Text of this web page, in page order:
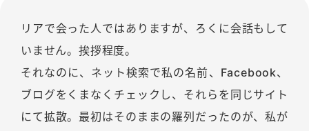
リアで会った人ではありますが、ろくに会話もして
いません。挨拶程度。
それなのに、ネット検索で私の名前、Facebook、
ブログをくまなくチェックし、それらを同じサイト
にて拡散。最初はそのままの羅列だったのが、私が